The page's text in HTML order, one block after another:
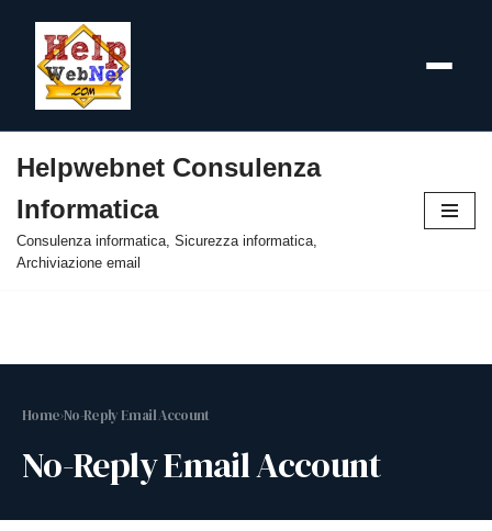
al
contenuto
Helpwebnet Consulenza
Informatica
Consulenza informatica, Sicurezza informatica,
Archiviazione email
Home›No-Reply Email Account
No-Reply Email Account